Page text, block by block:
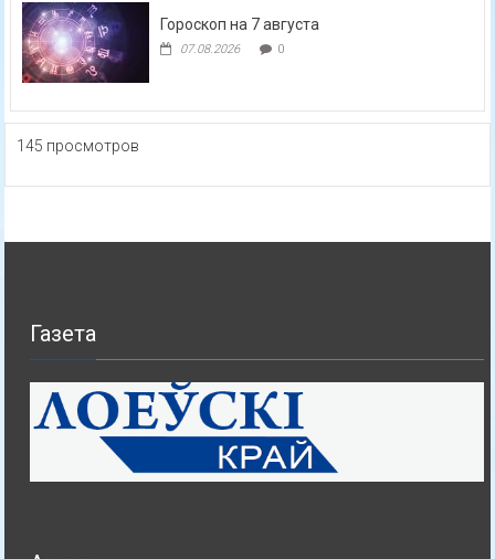
Гороскоп на 7 августа
07.08.2026 0
145 просмотров
Газета